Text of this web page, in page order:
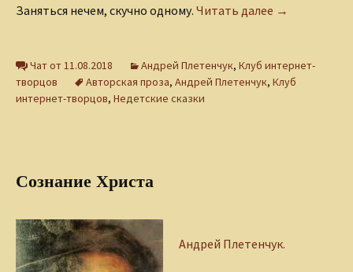
Заняться нечем, скучно одному. Читать далее Мечты и
→
Чат от 11.08.2018 Андрей Плетенчук, Клуб интернет-
творцов
Авторская проза, Андрей Плетенчук, Клуб
интернет-творцов, Недетские сказки
Сознание Христа
Андрей Плетенчук.